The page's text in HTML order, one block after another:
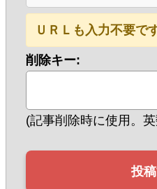
ＵＲＬも入力不要で
削除キー:
(記事削除時に使用。